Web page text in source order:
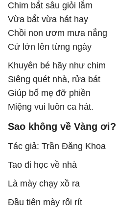
Chim bắt sâu giỏi lắm
Vừa bắt vừa hát hay
Chồi non ươm mưa nắng
Cứ lớn lên từng ngày
Khuyên bé hãy như chim
Siêng quét nhà, rửa bát
Giúp bố mẹ đỡ phiền
Miệng vui luôn ca hát.
Sao không về Vàng ơi?
Tác giả: Trần Đăng Khoa
Tao đi học về nhà
Là mày chạy xồ ra
Đầu tiên mày rối rít